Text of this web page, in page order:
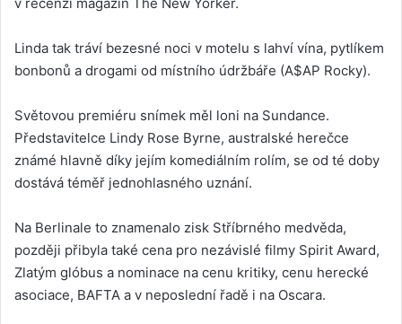
Linda tak tráví bezesné noci v motelu s lahví vína, pytlíkem
bonbonů a drogami od místního údržbáře (A$AP Rocky).
Světovou premiéru snímek měl loni na Sundance.
Představitelce Lindy Rose Byrne, australské herečce
známé hlavně díky jejím komediálním rolím, se od té doby
dostává téměř jednohlasného uznání.
Na Berlinale to znamenalo zisk Stříbrného medvěda,
později přibyla také cena pro nezávislé filmy Spirit Award,
Zlatým glóbus a nominace na cenu kritiky, cenu herecké
asociace, BAFTA a v neposlední řadě i na Oscara.